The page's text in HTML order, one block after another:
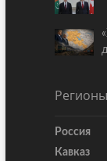
Регионы
Россия
Кавказ